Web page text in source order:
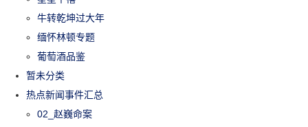
牛转乾坤过大年
缅怀林顿专题
葡萄酒品鉴
暂未分类
热点新闻事件汇总
02_赵巍命案